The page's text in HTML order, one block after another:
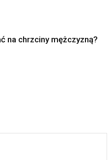
na chrzciny mężczyzną?